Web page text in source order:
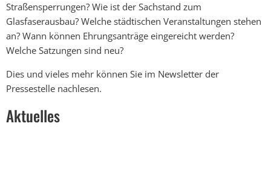
Straßensperrungen? Wie ist der Sachstand zum
Glasfaserausbau? Welche städtischen Veranstaltungen stehen
an? Wann können Ehrungsanträge eingereicht werden?
Welche Satzungen sind neu?
Dies und vieles mehr können Sie im Newsletter der
Pressestelle nachlesen.
Aktuelles